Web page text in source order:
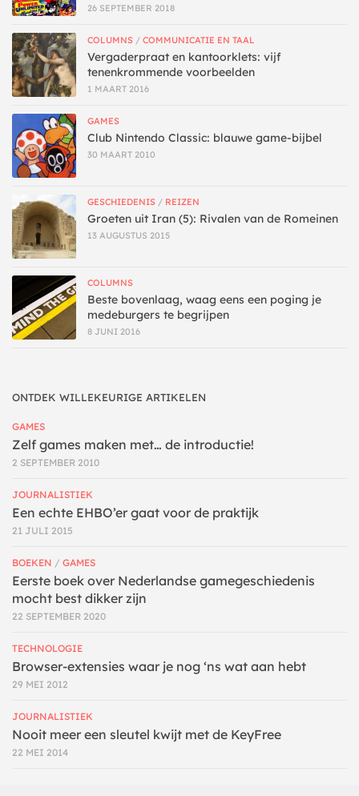
26 SEPTEMBER 2018
COLUMNS / COMMUNICATIE EN TAAL
Vergaderpraat en kantoorklets: vijf
tenenkrommende voorbeelden
1 MAART 2016
GAMES
Club Nintendo Classic: blauwe game-bijbel
30 MAART 2010
GESCHIEDENIS / REIZEN
Groeten uit Iran (5): Rivalen van de Romeinen
13 AUGUSTUS 2015
COLUMNS
Beste bovenlaag, waag eens een poging je
medeburgers te begrijpen
8 JUNI 2016
ONTDEK WILLEKEURIGE ARTIKELEN
GAMES
Zelf games maken met… de introductie!
2 SEPTEMBER 2010
JOURNALISTIEK
Een echte EHBO’er gaat voor de praktijk
21 JULI 2015
BOEKEN / GAMES
Eerste boek over Nederlandse gamegeschiedenis
mocht best dikker zijn
22 SEPTEMBER 2020
TECHNOLOGIE
Browser-extensies waar je nog ‘ns wat aan hebt
29 MEI 2012
JOURNALISTIEK
Nooit meer een sleutel kwijt met de KeyFree
22 MEI 2014